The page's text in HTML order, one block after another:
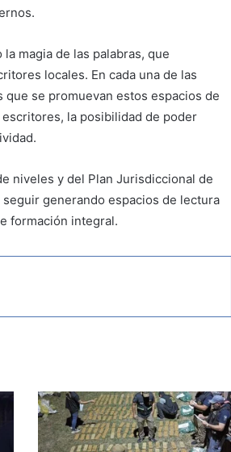
magia de las palabras, que
locales. En cada una de las
se promuevan estos espacios de
la posibilidad de poder
niveles y del Plan Jurisdiccional de
generando espacios de lectura
formación integral.